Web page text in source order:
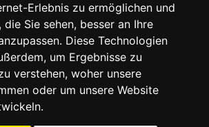
Erlebnis zu ermöglichen und
die Sie sehen, besser an Ihre
Diese Technologien
um Ergebnisse zu
verstehen, woher unsere
oder um unsere Website
All rights reserved.